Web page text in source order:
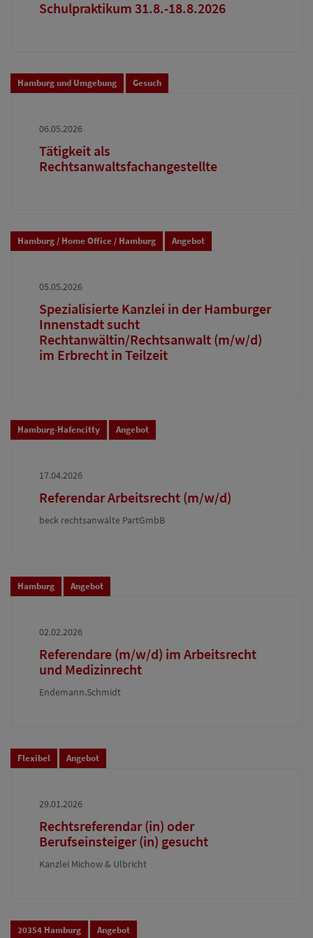
Schulpraktikum 31.8.-18.8.2026
Hamburg und Umgebung Gesuch
06.05.2026
Tätigkeit als
Rechtsanwaltsfachangestellte
Hamburg / Home Office / Hamburg Angebot
05.05.2026
Spezialisierte Kanzlei in der Hamburger
Innenstadt sucht
Rechtanwältin/Rechtsanwalt (m/w/d)
im Erbrecht in Teilzeit
Hamburg-Hafencitty Angebot
17.04.2026
Referendar Arbeitsrecht (m/w/d)
beck rechtsanwälte PartGmbB
Hamburg Angebot
02.02.2026
Referendare (m/w/d) im Arbeitsrecht
und Medizinrecht
Endemann.Schmidt
Flexibel Angebot
29.01.2026
Rechtsreferendar (in) oder
Berufseinsteiger (in) gesucht
Kanzlei Michow & Ulbricht
20354 Hamburg Angebot